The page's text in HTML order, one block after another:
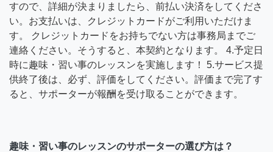
すので、詳細が決まりましたら、前払い決済をしてくださ
い。お支払いは、クレジットカードがご利用いただけま
す。 クレジットカードをお持ちでない方は事務局までご
連絡ください。そうすると、本契約となります。 4.予定日
時に趣味・習い事のレッスンを実施します！ 5.サービス提
供終了後は、必ず、評価をしてください。評価まで完了す
ると、サポーターが報酬を受け取ることができます。
趣味・習い事のレッスンのサポーターの選び方は？